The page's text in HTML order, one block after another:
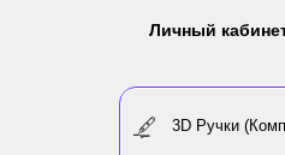
Личный
3D Ручки